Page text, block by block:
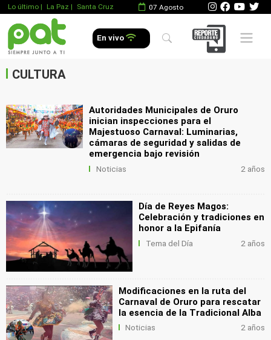
Lo último | La Paz | Santa Cruz 07 Agosto
En vivo Mobile
CULTURA
.
Autoridades Municipales de Oruro
inician inspecciones para el
Majestuoso Carnaval: Luminarias,
cámaras de seguridad y salidas de
emergencia bajo revisión
Noticias 2 años
Día de Reyes Magos:
Celebración y tradiciones en
honor a la Epifanía
Tema del Día 2 años
Modificaciones en la ruta del
Carnaval de Oruro para rescatar
la esencia de la Tradicional Alba
Noticias 2 años